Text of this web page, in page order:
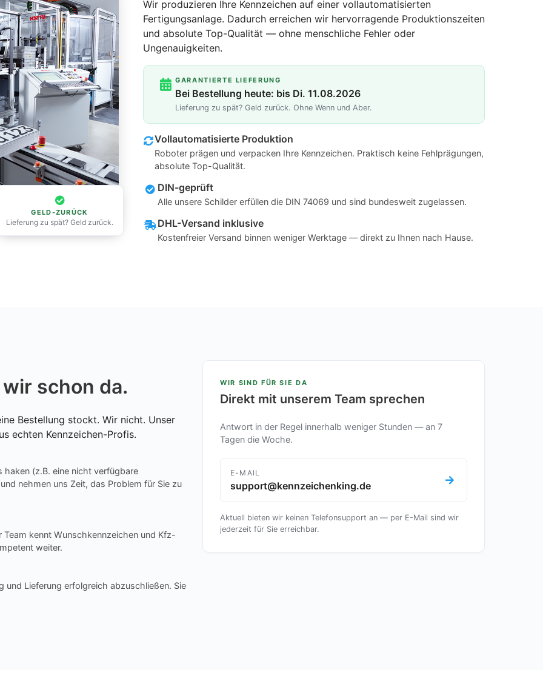
GELD-ZURÜCK
Lieferung zu spät? Geld zurück.
Wir produzieren Ihre Kennzeichen auf einer vollautomatisierten
Fertigungsanlage. Dadurch erreichen wir hervorragende Produktionszeiten
und absolute Top-Qualität — ohne menschliche Fehler oder
Ungenauigkeiten.
GARANTIERTE LIEFERUNG
Bei Bestellung heute: bis Di. 11.08.2026
Lieferung zu spät? Geld zurück. Ohne Wenn und Aber.
Vollautomatisierte Produktion
Roboter prägen und verpacken Ihre Kennzeichen. Praktisch keine Fehlprägungen,
absolute Top-Qualität.
DIN-geprüft
Alle unsere Schilder erfüllen die DIN 74069 und sind bundesweit zugelassen.
DHL-Versand inklusive
Kostenfreier Versand binnen weniger Werktage — direkt zu Ihnen nach Hause.
schon da.
Bestellung stockt. Wir nicht. Unser
echten Kennzeichen-Profis.
haken (z.B. eine nicht verfügbare
nehmen uns Zeit, das Problem für Sie zu
kennt Wunschkennzeichen und Kfz-
weiter.
und Lieferung erfolgreich abzuschließen. Sie
WIR SIND FÜR SIE DA
Direkt mit unserem Team sprechen
Antwort in der Regel innerhalb weniger Stunden — an 7
Tagen die Woche.
E-MAIL
support@kennzeichenking.de
Aktuell bieten wir keinen Telefonsupport an — per E-Mail sind wir
jederzeit für Sie erreichbar.